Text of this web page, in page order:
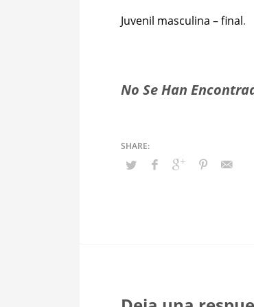
Juvenil masculina – final.
No Se Han